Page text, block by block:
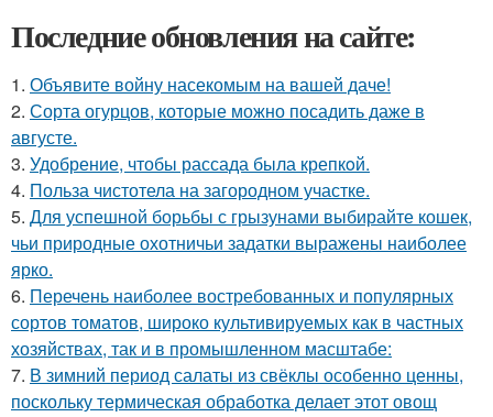
Последние обновления на сайте:
1. Объявите войну насекомым на вашей даче!
2. Сорта огурцов, которые можно посадить даже в
августе.
3. Удобрение, чтобы рассада была крепкoй.
4. Польза чистотела на загородном участке.
5. Для успешной борьбы с грызунами выбирайте кошек,
чьи природные охотничьи задатки выражены наиболее
ярко.
6. Перечень наиболее востребованных и популярных
сортов томатов, широко культивируемых как в частных
хозяйствах, так и в промышленном масштабе:
7. В зимний период салаты из свёклы особенно ценны,
поскольку термическая обработка делает этот овощ